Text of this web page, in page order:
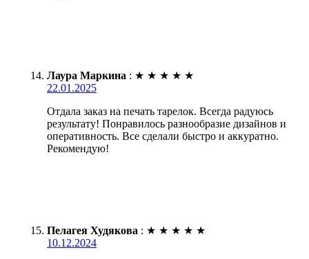
Лаура Маркина : ★ ★ ★ ★ ★
22.01.2025
Отдала заказ на печать тарелок. Всегда радуюсь
результату! Понравилось разнообразие дизайнов и
оперативность. Все сделали быстро и аккуратно.
Рекомендую!
Пелагея Худякова : ★ ★ ★ ★ ★
10.12.2024